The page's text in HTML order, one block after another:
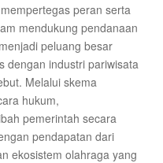
peran serta
mendukung pendanaan
peluang besar
dengan industri pariwisata
Melalui skema
hukum,
pemerintah secara
pendapatan dari
ekosistem olahraga yang